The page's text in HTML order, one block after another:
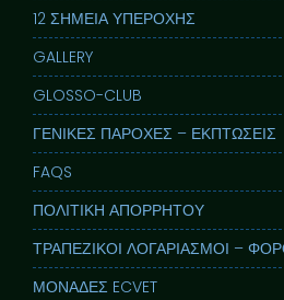
12 ΣΗΜΕΙΑ ΥΠΕΡΟΧΗΣ
GALLERY
GLOSSO-CLUB
ΓΕΝΙΚΕΣ ΠΑΡΟΧΕΣ – ΕΚΠΤΩΣΕΙΣ
FAQS
ΠΟΛΙΤΙΚΗ ΑΠΟΡΡΗΤΟΥ
ΤΡΑΠΕΖΙΚΟΙ ΛΟΓΑΡΙΑΣΜΟΙ –
ΜΟΝΑΔΕΣ ECVET